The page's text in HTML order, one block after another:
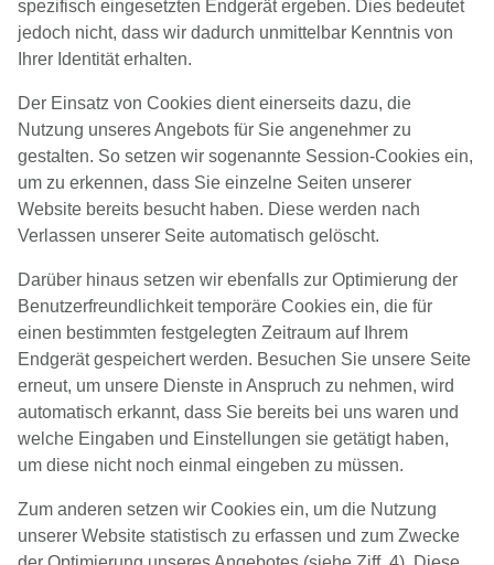
spezifisch eingesetzten Endgerät ergeben. Dies bedeutet
jedoch nicht, dass wir dadurch unmittelbar Kenntnis von
Ihrer Identität erhalten.
Der Einsatz von Cookies dient einerseits dazu, die
Nutzung unseres Angebots für Sie angenehmer zu
gestalten. So setzen wir sogenannte Session-Cookies ein,
um zu erkennen, dass Sie einzelne Seiten unserer
Website bereits besucht haben. Diese werden nach
Verlassen unserer Seite automatisch gelöscht.
Darüber hinaus setzen wir ebenfalls zur Optimierung der
Benutzerfreundlichkeit temporäre Cookies ein, die für
einen bestimmten festgelegten Zeitraum auf Ihrem
Endgerät gespeichert werden. Besuchen Sie unsere Seite
erneut, um unsere Dienste in Anspruch zu nehmen, wird
automatisch erkannt, dass Sie bereits bei uns waren und
welche Eingaben und Einstellungen sie getätigt haben,
um diese nicht noch einmal eingeben zu müssen.
Zum anderen setzen wir Cookies ein, um die Nutzung
unserer Website statistisch zu erfassen und zum Zwecke